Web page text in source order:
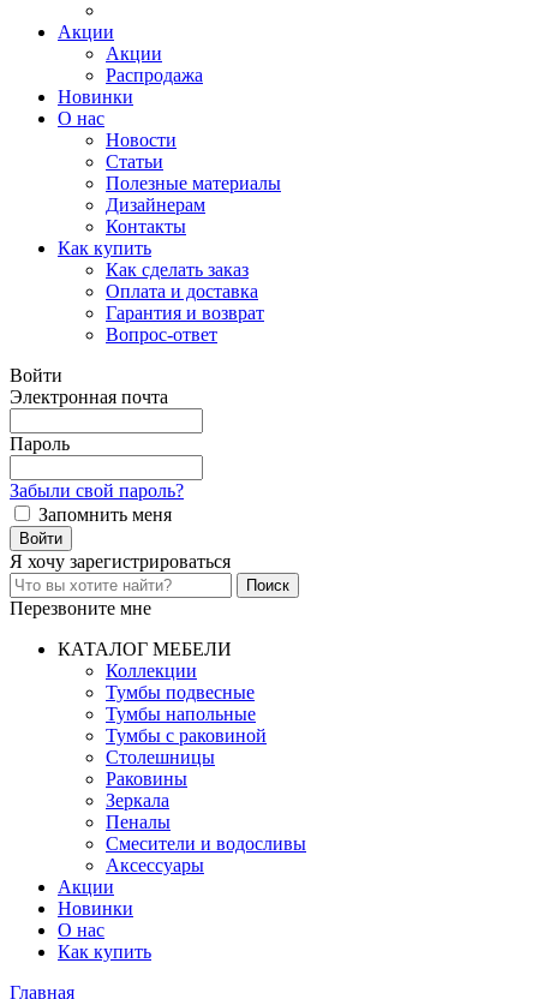
Акции
Акции
Распродажа
Новинки
О нас
Новости
Статьи
Полезные материалы
Дизайнерам
Контакты
Как купить
Как сделать заказ
Оплата и доставка
Гарантия и возврат
Вопрос-ответ
Войти
Электронная почта
Пароль
Забыли свой пароль?
Запомнить меня
Я хочу зарегистрироваться
Перезвоните мне
КАТАЛОГ МЕБЕЛИ
Коллекции
Тумбы подвесные
Тумбы напольные
Тумбы с раковиной
Столешницы
Раковины
Зеркала
Пеналы
Смесители и водосливы
Аксессуары
Акции
Новинки
О нас
Как купить
Главная